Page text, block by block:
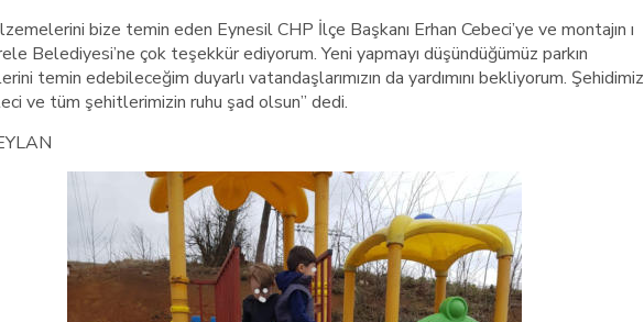
bize temin eden Eynesil CHP İlçe Başkanı Erhan Cebeci’ye ve montajın ı
Belediyesi’ne çok teşekkür ediyorum. Yeni yapmayı düşündüğümüz parkın
temin edebileceğim duyarlı vatandaşlarımızın da yardımını bekliyorum. Şehidimiz
ve tüm şehitlerimizin ruhu şad olsun” dedi.